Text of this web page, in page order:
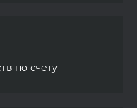
по счету